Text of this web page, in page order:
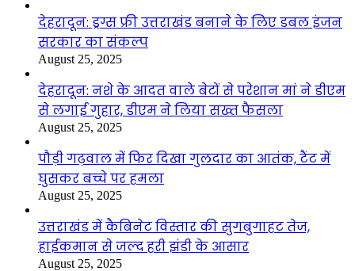
देहरादून: ड्रग्स फ्री उत्तराखंड बनाने के लिए डबल इंजन
सरकार का संकल्प
August 25, 2025
देहरादून: नशे के आदत वाले बेटों से परेशान मां ने डीएम
से लगाई गुहार, डीएम ने लिया सख्त फैसला
August 25, 2025
पौड़ी गढ़वाल में फिर दिखा गुलदार का आतंक, टैंट में
घुसकर बच्चे पर हमला
August 25, 2025
उत्तराखंड में कैबिनेट विस्तार की सुगबुगाहट तेज,
हाईकमान से जल्द हरी झंडी के आसार
August 25, 2025